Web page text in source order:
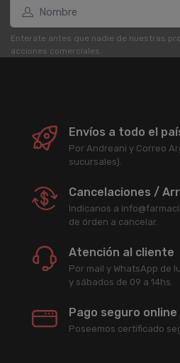
Enterate antes que nadie de nuestras
acciones comerciales.
Envíos a todo el
Por Andreani y Correo
sucursales).
Cancelaciones /
Indicanos a
de órden a cancelar.
Atención al cliente
Por mail y WhatsApp de
y sábados de 09 a 14hs.
Pago seguro online
Poseemos certificado